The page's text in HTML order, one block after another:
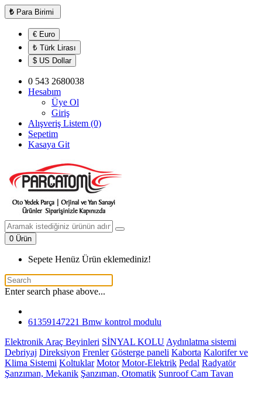
₺ Para Birimi
€ Euro
₺ Türk Lirası
$ US Dollar
0 543 2680038
Hesabım
Üye Ol
Giriş
Alışveriş Listem (0)
Sepetim
Kasaya Git
0 Ürün
Sepete Henüz Ürün eklemediniz!
Enter search phase above...
61359147221 Bmw kontrol modulu
Elektronik Araç Beyinleri SİNYAL KOLU Aydınlatma sistemi
Debriyaj Direksiyon Frenler Gösterge paneli Kaborta Kalorifer ve
Klima Sistemi Koltuklar Motor Motor-Elektrik Pedal Radyatör
Şanzıman, Mekanik Şanzıman, Otomatik Sunroof Cam Tavan